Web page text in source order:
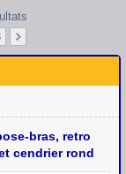
bras, retro
cendrier rond